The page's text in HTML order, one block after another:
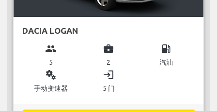
DACIA LOGAN
group
5
business_center
2
local_gas_station
汽油
miscellaneous_services
手动变速器
login
5 门